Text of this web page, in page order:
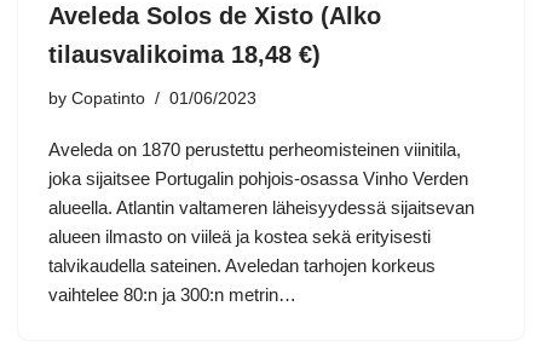
Aveleda Solos de Xisto (Alko
tilausvalikoima 18,48 €)
by Copatinto 01/06/2023
Aveleda on 1870 perustettu perheomisteinen viinitila,
joka sijaitsee Portugalin pohjois-osassa Vinho Verden
alueella. Atlantin valtameren läheisyydessä sijaitsevan
alueen ilmasto on viileä ja kostea sekä erityisesti
talvikaudella sateinen. Aveledan tarhojen korkeus
vaihtelee 80:n ja 300:n metrin…